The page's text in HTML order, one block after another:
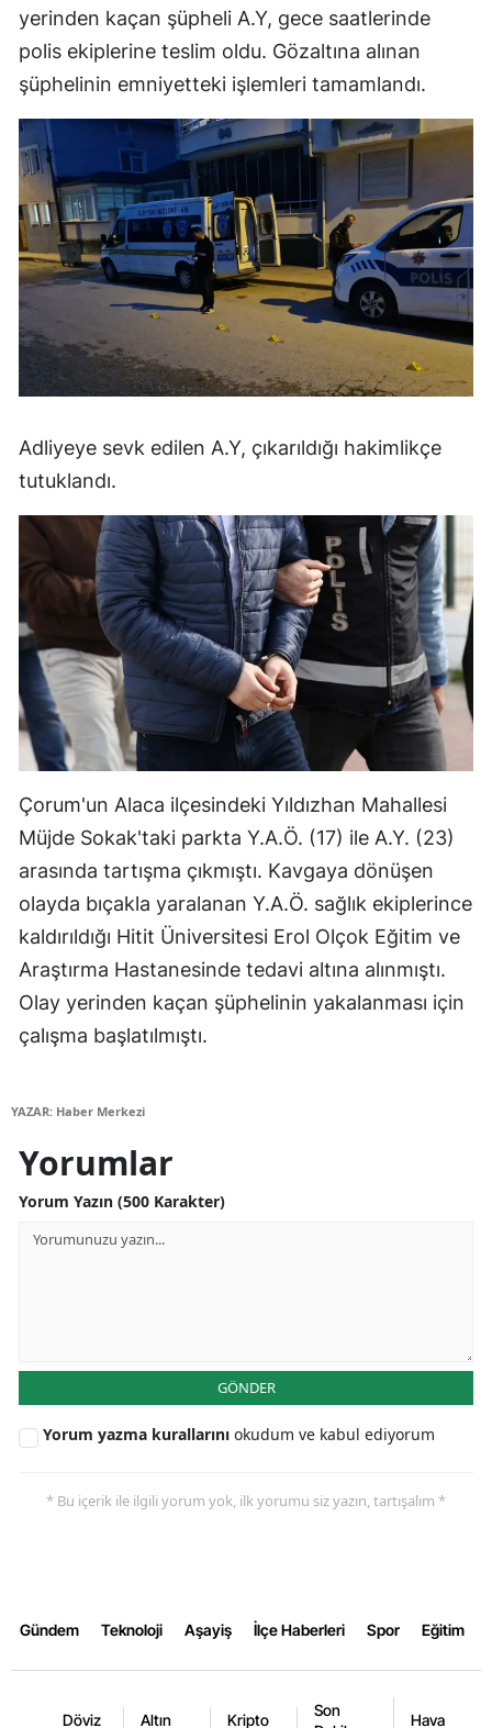
Gaziantep
Giresun
Hakkari
Hatay
Isparta
Mersin
İstanbul
İzmir
Kastamonu
Kırklareli
Kırşehir
Konya
Malatya
Kahramanmaraş
Mardin
Muş
Sivas
Tokat
Şanlıurfa
Uşak
Van
yerinden kaçan şüpheli A.Y, gece saatlerinde
polis ekiplerine teslim oldu. Gözaltına alınan
şüphelinin emniyetteki işlemleri tamamlandı.
Adliyeye sevk edilen A.Y, çıkarıldığı hakimlikçe
tutuklandı.
Çorum'un Alaca ilçesindeki Yıldızhan Mahallesi
Müjde Sokak'taki parkta Y.A.Ö. (17) ile A.Y. (23)
arasında tartışma çıkmıştı. Kavgaya dönüşen
olayda bıçakla yaralanan Y.A.Ö. sağlık ekiplerince
kaldırıldığı Hitit Üniversitesi Erol Olçok Eğitim ve
Araştırma Hastanesinde tedavi altına alınmıştı.
Olay yerinden kaçan şüphelinin yakalanması için
çalışma başlatılmıştı.
YAZAR: Haber Merkezi
Yorumlar
Yorum Yazın (500 Karakter)
GÖNDER
Yorum yazma kurallarını okudum ve kabul ediyorum
* Bu içerik ile ilgili yorum yok, ilk yorumu siz yazın, tartışalım *
Gündem Teknoloji Aşayiş İlçe Haberleri Spor Eğitim
Döviz Altın Kripto
Son
Hava